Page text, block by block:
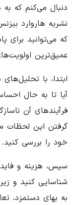
دنبال می‌کنم که
نشریه هاروارد
که می‌توانید
عمیق‌ترین
ابتدا، با
آیا تا به حال
فرآیندهای آن
گرفتن این لحظات
خود را بررسی کنید.
سپس، هزینه و
شناسایی کنید و
به بهای دستمزد،